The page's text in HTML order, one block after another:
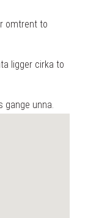
omtrent to
ligger cirka to
gange unna.